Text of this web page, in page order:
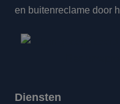
en buitenreclame door
Diensten